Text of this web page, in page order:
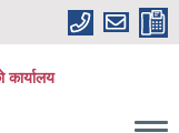
कार्यालय